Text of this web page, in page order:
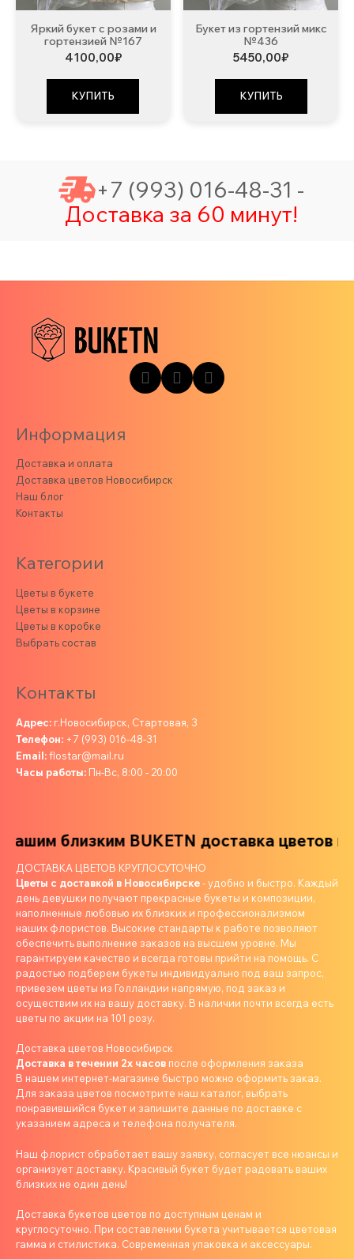
Яркий букет с розами и
гортензией №167
4100,00₽
КУПИТЬ
Букет из гортензий микс
№436
5450,00₽
КУПИТЬ
+7 (993) 016-48-31 -
Доставка за 60 минут!
Информация
Доставка и оплата
Доставка цветов Новосибирск
Наш блог
Контакты
Категории
Цветы в букете
Цветы в корзине
Цветы в коробке
Выбрать состав
Контакты
Адрес: г.Новосибирск, Стартовая, 3
Телефон: +7 (993) 016-48-31
Email:flostar@mail.ru
Часы работы: Пн-Вс, 8:00 - 20:00
близкимBUKETN доставка цветов
ДОСТАВКА ЦВЕТОВ КРУГЛОСУТОЧНО
Цветы с доставкой в Новосибирске- удобно и быстро. Каждый
день девушки получают прекрасные букеты и композиции,
наполненные любовью их близких и профессионализмом
наших флористов. Высокие стандарты к работе позволяют
обеспечить выполнение заказов на высшем уровне. Мы
гарантируем качество и всегда готовы прийти на помощь. С
радостью подберем букеты индивидуально под ваш запрос,
привезем цветы из Голландии напрямую, под заказ и
осуществим их на вашу доставку. В наличии почти всегда есть
цветы по акции на 101 розу.
Доставка цветов Новосибирск
Доставка в течении 2х часов после оформления заказа
В нашем интернет-магазине быстро можно оформить заказ.
Для заказа цветов посмотрите наш каталог, выбрать
понравившийся букет и запишите данные по доставке с
указанием адреса и телефона получателя.
Наш флорист обработает вашу заявку, согласует все нюансы и
организует доставку. Красивый букет будет радовать ваших
близких не один день!
Доставка букетов цветов по доступным ценам и
круглосуточно. При составлении букета учитывается цветовая
гамма и стилистика. Современная упаковка и аксессуары.